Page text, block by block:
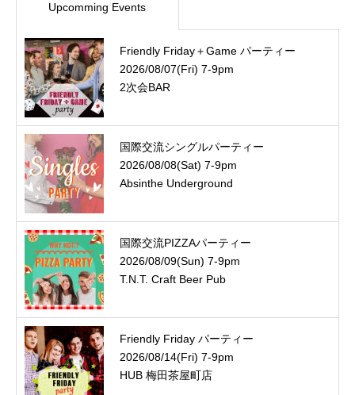
Upcomming Events
Friendly Friday＋Game パーティー
2026/08/07(Fri) 7-9pm
2次会BAR
国際交流シングルパーティー
2026/08/08(Sat) 7-9pm
Absinthe Underground
国際交流PIZZAパーティー
2026/08/09(Sun) 7-9pm
T.N.T. Craft Beer Pub
Friendly Friday パーティー
2026/08/14(Fri) 7-9pm
HUB 梅田茶屋町店